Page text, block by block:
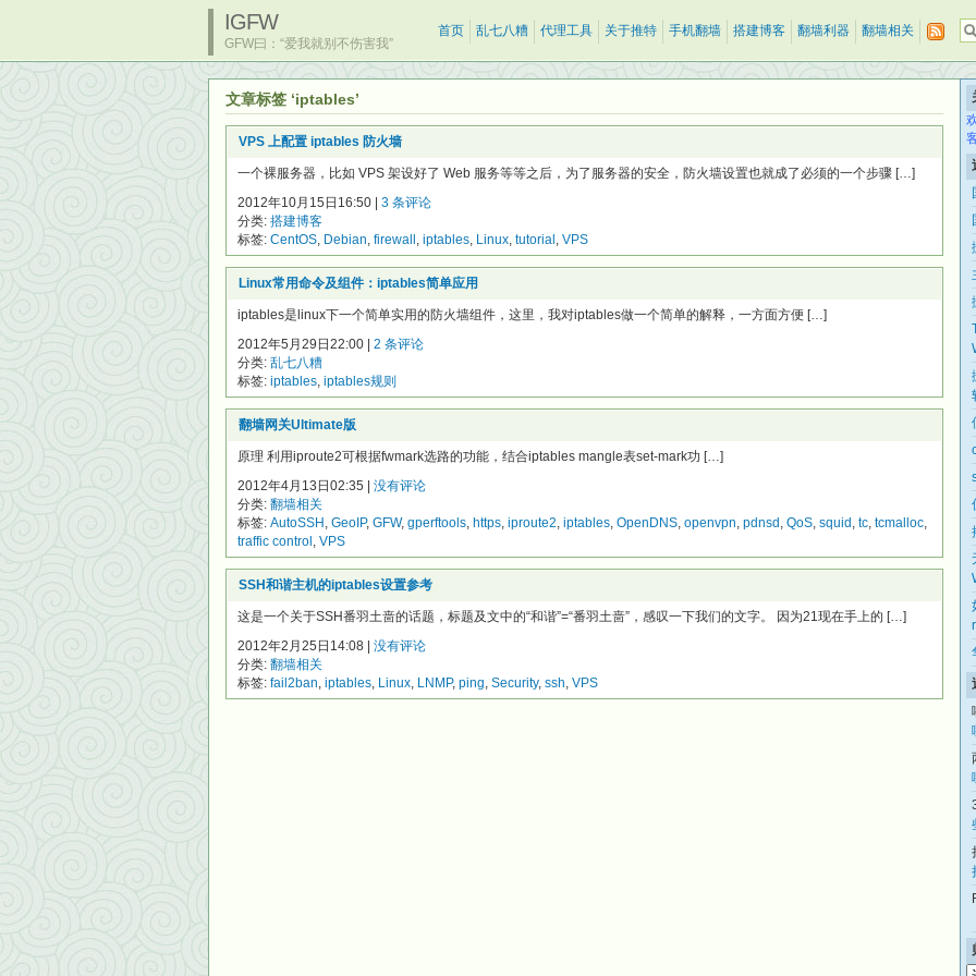
IGFW
GFW曰：“爱我就别不伤害我”
首页 乱七八糟 代理工具 关于推特 手机翻墙 搭建博客 翻墙利器 翻墙相关
文章标签 ‘iptables’
VPS 上配置 iptables 防火墙
一个裸服务器，比如 VPS 架设好了 Web 服务等等之后，为了服务器的安全，防火墙设置也就成了必须的一个步骤 […]
2012年10月15日16:50 | 3 条评论
分类: 搭建博客
标签: CentOS, Debian, firewall , iptables, Linux, tutorial , VPS
Linux常用命令及组件：iptables简单应用
iptables是linux下一个简单实用的防火墙组件，这里，我对iptables做一个简单的解释，一方面方便 […]
2012年5月29日22:00 | 2 条评论
分类: 乱七八糟
标签: iptables, iptables规则
翻墙网关Ultimate版
原理 利用iproute2可根据fwmark选路的功能，结合iptables mangle表set-mark功 […]
2012年4月13日02:35 | 没有评论
分类: 翻墙相关
标签: AutoSSH , GeoIP, GFW, gperftools, https, iproute2, iptables, OpenDNS, openvpn, pdnsd , QoS, squid , tc, tcmalloc,
traffic control , VPS
SSH和谐主机的iptables设置参考
这是一个关于SSH番羽土啬的话题，标题及文中的“和谐”=“番羽土啬”，感叹一下我们的文字。 因为21现在手上的 […]
2012年2月25日14:08 | 没有评论
分类: 翻墙相关
标签: fail2ban, iptables, Linux, LNMP, ping, Security, ssh, VPS